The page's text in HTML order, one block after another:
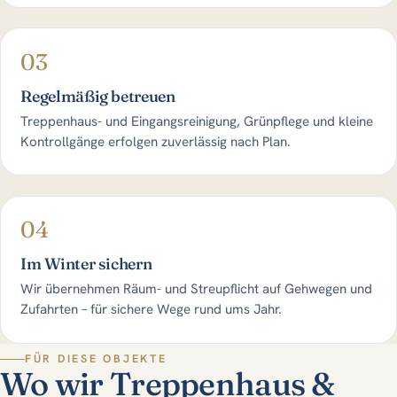
03
Regelmäßig betreuen
Treppenhaus- und Eingangsreinigung, Grünpflege und kleine
Kontrollgänge erfolgen zuverlässig nach Plan.
04
Im Winter sichern
Wir übernehmen Räum- und Streupflicht auf Gehwegen und
Zufahrten – für sichere Wege rund ums Jahr.
FÜR DIESE OBJEKTE
Wo wir Treppenhaus &